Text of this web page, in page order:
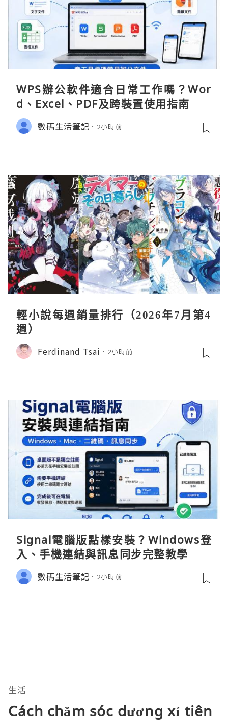
WPS辦公軟件適合日常工作嗎？Wor
d、Excel、PDF及跨裝置使用指南
數碼生活筆記 2小時前
輕小說每週銷量排行（2026年7月第4
週）
Ferdinand Tsai 2小時前
Signal電腦版點樣安裝？Windows登
入、手機連結與訊息同步完整教學
數碼生活筆記 2小時前
生活
Cách chăm sóc dương xỉ tiên